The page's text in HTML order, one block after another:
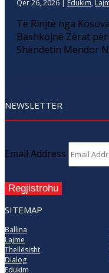
Qer 26, 2026 | Edukim,
Të Rinjtë nga
Bashkojnë Zërat
Shëndetin Mendor
NEWSLETTER
Email Address
Regjistrohu
SITEMAP
Ballina
Lajme
Thellësisht
Dialog
Edukim